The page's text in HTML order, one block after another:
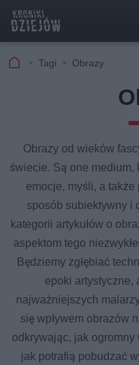
Tagi Obrazy
Obrazy od wieków
świecie. Są one medium,
emocje, myśli, a
sposób subiektywny i
kategorii artykułów o
aspektom tego
Będziemy zgłębiać
epoki artystyczne,
najważniejszych
się wpływem obrazów
odkrywając, jak ogromny
jak potrafią pobudzać